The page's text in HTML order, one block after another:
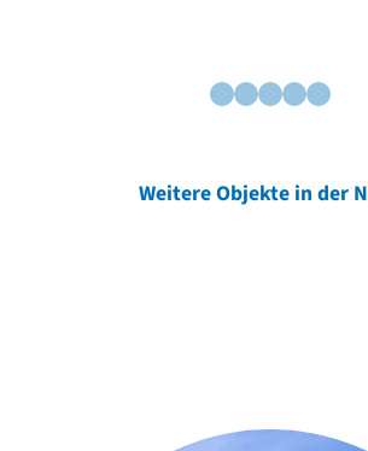
Weitere Objekte in der